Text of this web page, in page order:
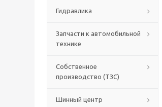
Гидравлика
Запчасти к автомобильной
технике
Собственное
производство (ТЗС)
Шинный центр